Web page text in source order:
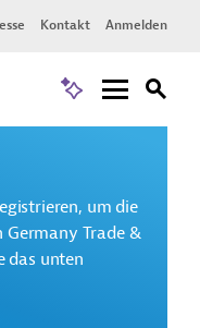
Kontakt Anmelden
um die
Germany Trade &
das unten